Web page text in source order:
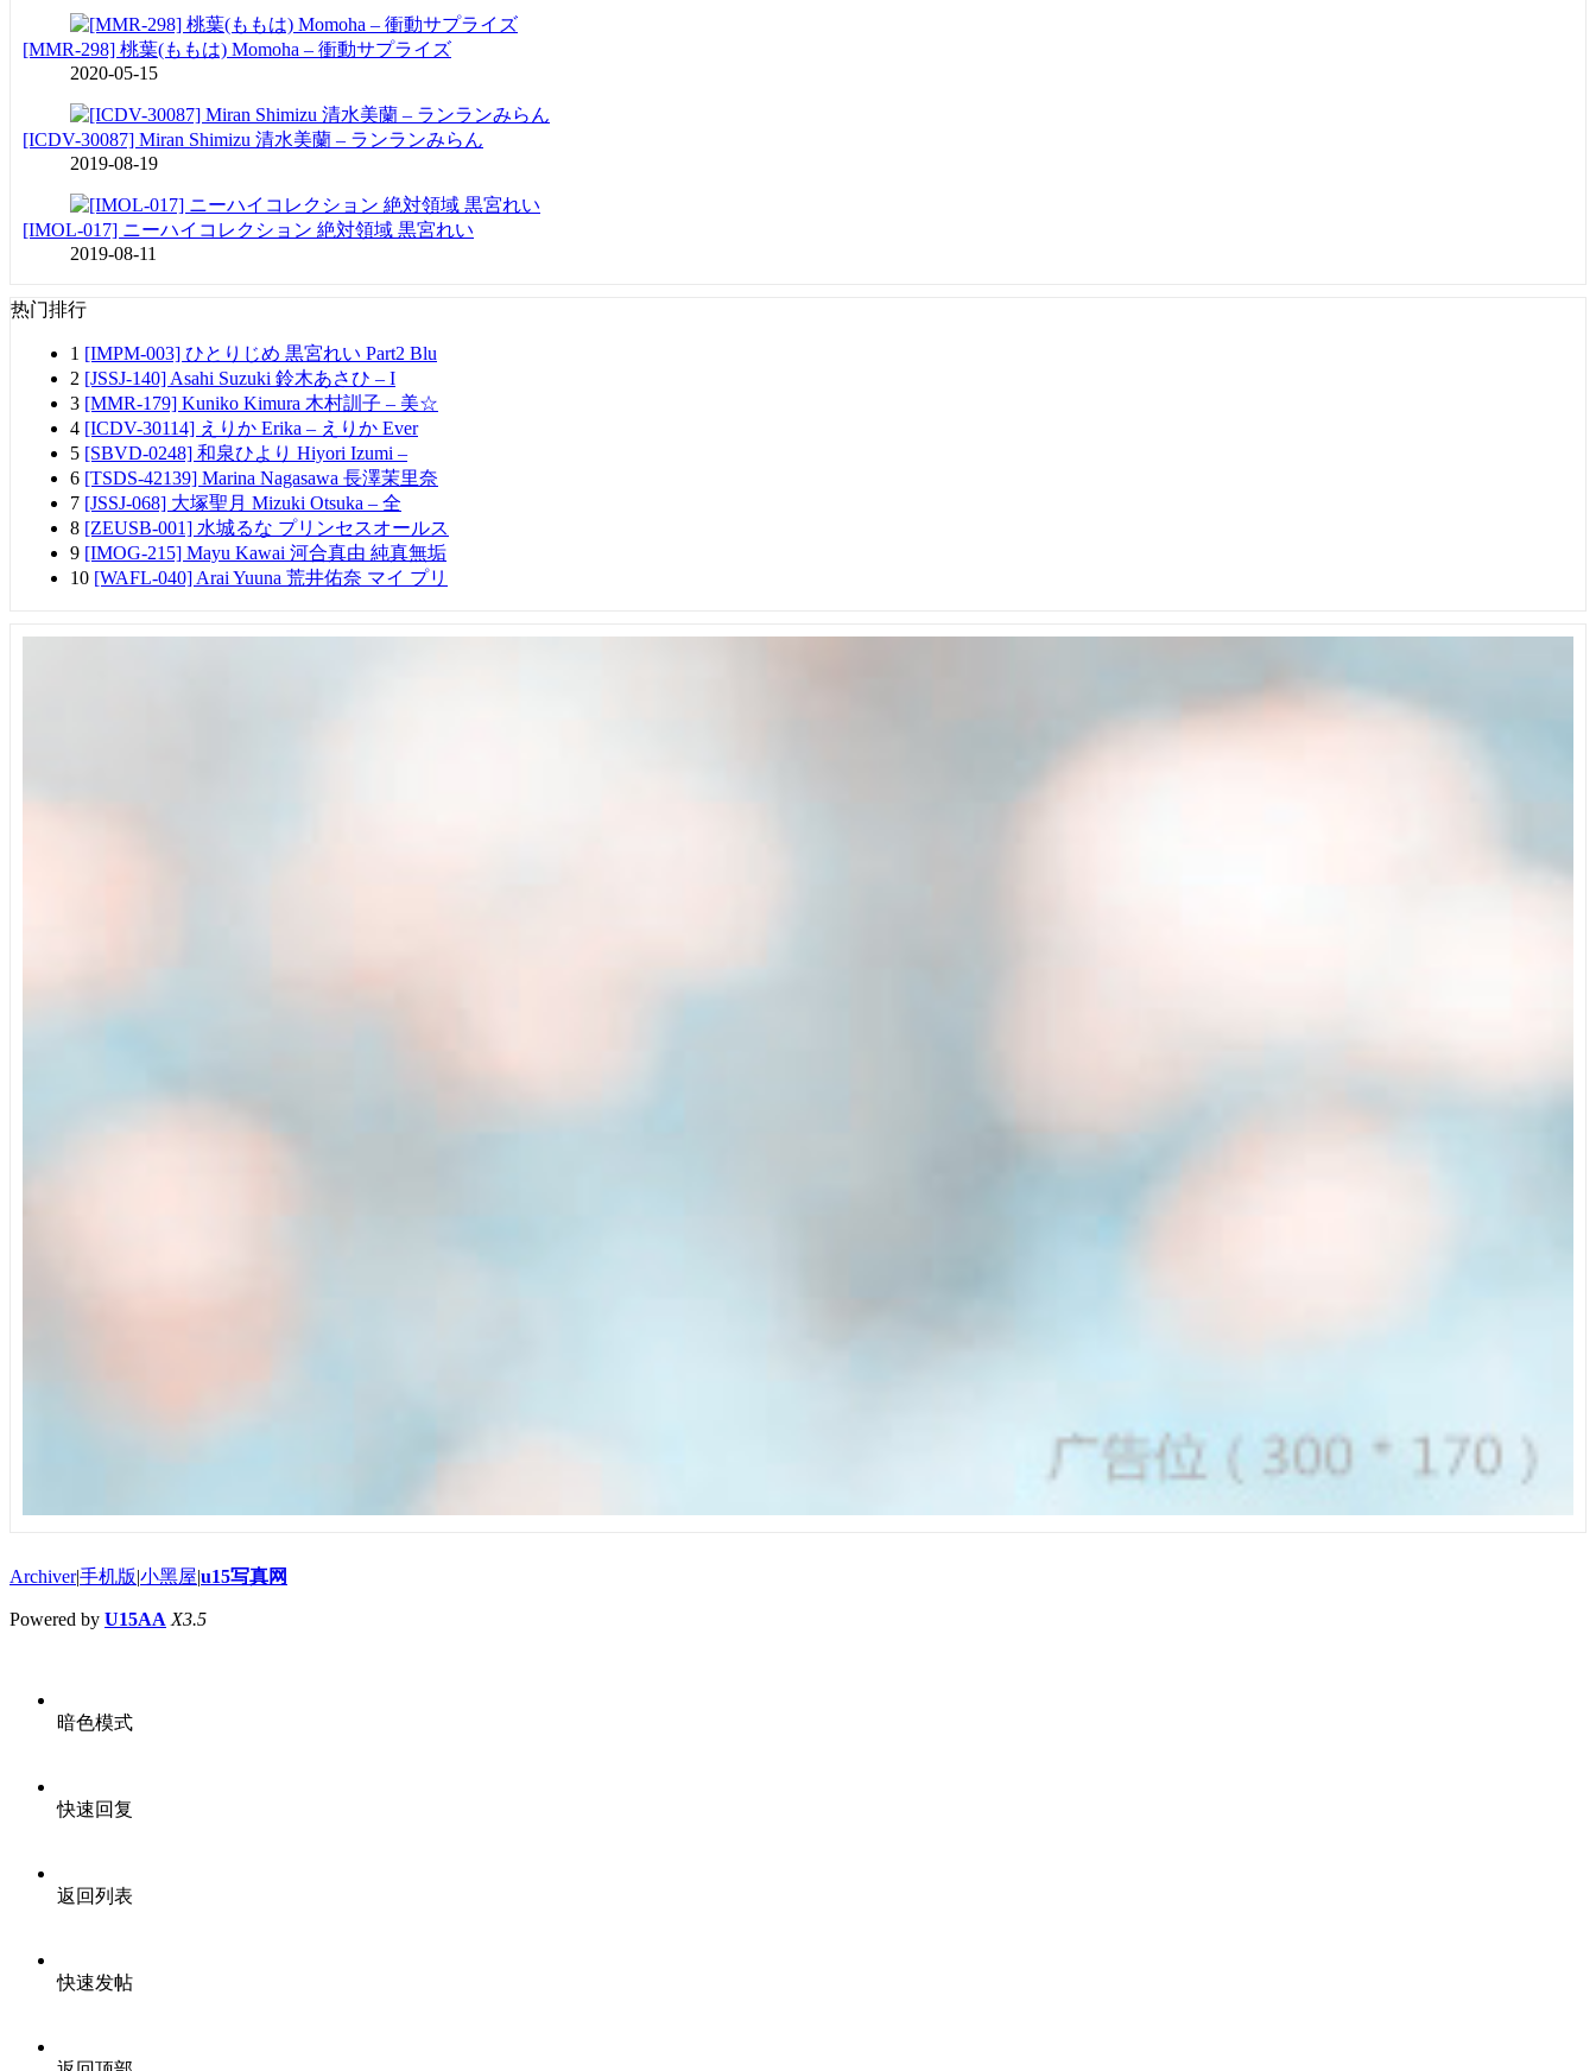
[MMR-298] 桃葉(ももは) Momoha – 衝動サプライズ
2020-05-15
[ICDV-30087] Miran Shimizu 清水美蘭 – ランランみらん
2019-08-19
[IMOL-017] ニーハイコレクション 絶対領域 黒宮れい
2019-08-11
热门排行
1 [IMPM-003] ひとりじめ 黒宮れい Part2 Blu
2 [JSSJ-140] Asahi Suzuki 鈴木あさひ – I
3 [MMR-179] Kuniko Kimura 木村訓子 – 美☆
4 [ICDV-30114] えりか Erika – えりか Ever
5 [SBVD-0248] 和泉ひより Hiyori Izumi –
6 [TSDS-42139] Marina Nagasawa 長澤茉里奈
7 [JSSJ-068] 大塚聖月 Mizuki Otsuka – 全
8 [ZEUSB-001] 水城るな プリンセスオールス
9 [IMOG-215] Mayu Kawai 河合真由 純真無垢
10 [WAFL-040] Arai Yuuna 荒井佑奈 マイ プリ
Archiver|手机版|小黑屋|u15写真网
Powered by U15AA X3.5
暗色模式
快速回复
返回列表
快速发帖